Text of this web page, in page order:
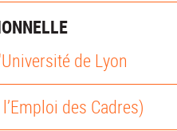
de Lyon
des Cadres)